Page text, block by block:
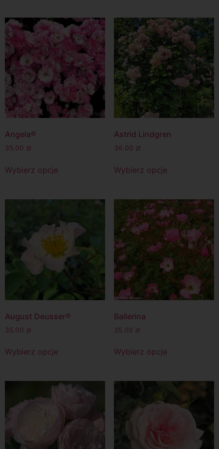
Angela®
35.00 zł
Wybierz opcje
Astrid Lindgren
36.00 zł
Wybierz opcje
August Deusser®
35.00 zł
Wybierz opcje
Ballerina
35.00 zł
Wybierz opcje